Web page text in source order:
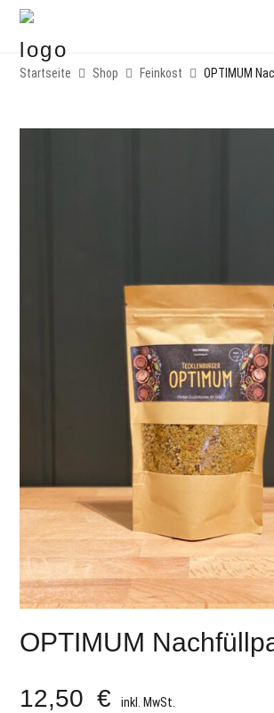
Startseite Shop Feinkost OPTIMUM
OPTIMUM
12,50 € inkl. MwSt.